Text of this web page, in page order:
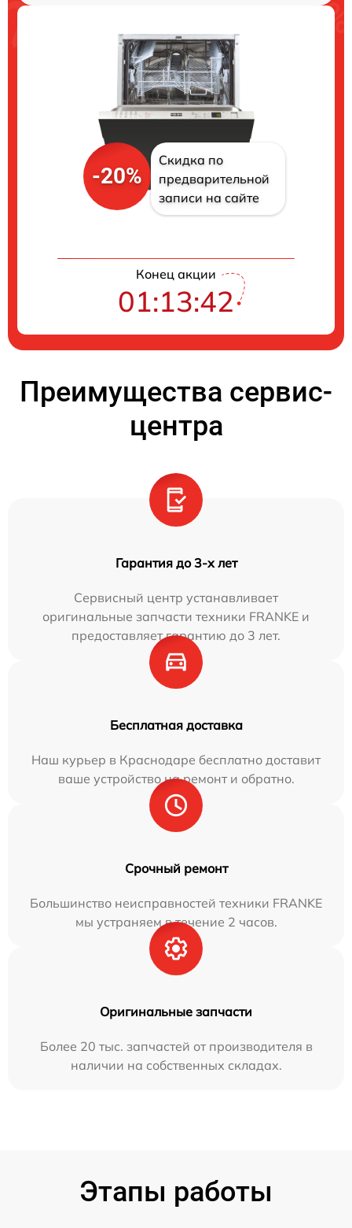
-20%
Скидка по
предварительной
записи на сайте
Конец акции
01:13:42
Преимущества сервис-
центра
Гарантия до 3-х лет
Сервисный центр устанавливает
оригинальные запчасти техники FRANKE и
предоставляет гарантию до 3 лет.
Бесплатная доставка
Наш курьер в Краснодаре бесплатно доставит
ваше устройство на ремонт и обратно.
Срочный ремонт
Большинство неисправностей техники FRANKE
мы устраняем в течение 2 часов.
Оригинальные запчасти
Более 20 тыс. запчастей от производителя в
наличии на собственных складах.
Этапы работы